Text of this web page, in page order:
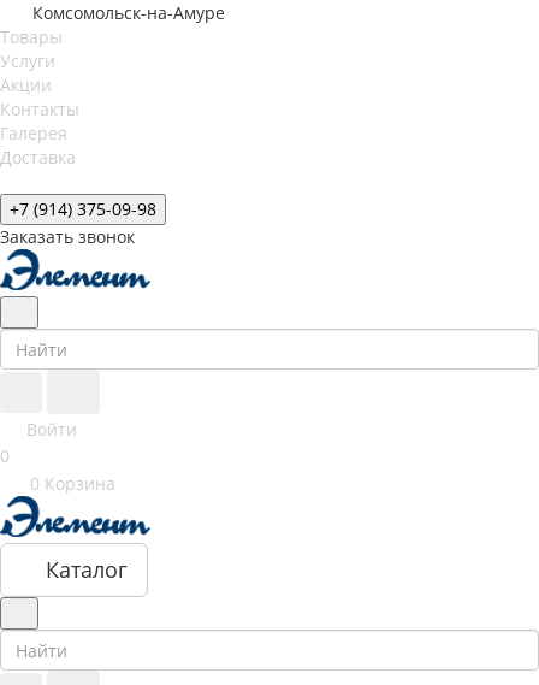
Комсомольск-на-Амуре
Товары
Услуги
Акции
Контакты
Галерея
Доставка
+7 (914) 375-09-98
Заказать звонок
Войти
0
0 Корзина
Каталог